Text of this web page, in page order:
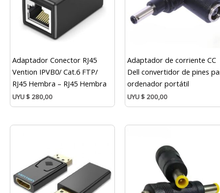
Adaptador Conector RJ45
Vention IPVB0/ Cat.6 FTP/
RJ45 Hembra – RJ45 Hembra
UYU$ 280,00
Adaptador de corriente CC
Dell convertidor de pines
ordenador portátil
UYU$ 200,00